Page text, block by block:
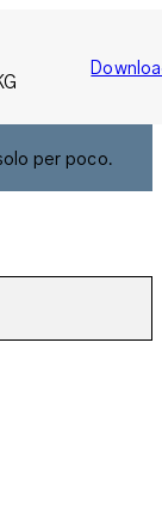
per poco.